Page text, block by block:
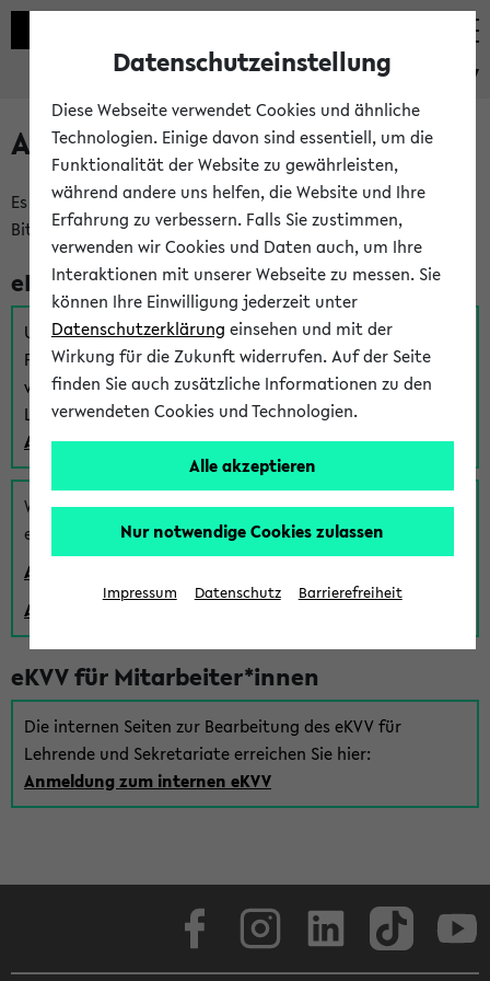
eKVV
Anmeldung am eKVV
Es gibt mehrere Möglichkeiten zur Anmeldung am eKVV.
Bitte wählen Sie die für Sie richtige aus:
eKVV für Studierende
Um sich einen Stundenplan zu erstellen und alle weiteren
Funktionen des eKVVs für Studierende zu nutzen,
verwenden Sie diesen Link zur Anmeldung über Ihr Uni
Login:
Anmeldung zum eKVV der Studierenden
Wenn Sie (noch) kein Uni Login haben, können Sie das
eKVV auch über einen Gastzugang verwenden:
Anmeldung über einen vorhandenen Gastzugang
Anlegen eines neuen Gastzugangs
eKVV für Mitarbeiter*innen
Die internen Seiten zur Bearbeitung des eKVV für
Lehrende und Sekretariate erreichen Sie hier:
Anmeldung zum internen eKVV
Datenschutzeinstellung
Diese Webseite verwendet Cookies und ähnliche
Technologien. Einige davon sind essentiell, um die
Funktionalität der Website zu gewährleisten,
während andere uns helfen, die Website und Ihre
Erfahrung zu verbessern. Falls Sie zustimmen,
verwenden wir Cookies und Daten auch, um Ihre
Interaktionen mit unserer Webseite zu messen. Sie
können Ihre Einwilligung jederzeit unter
Datenschutzerklärung einsehen und mit der
Wirkung für die Zukunft widerrufen. Auf der Seite
finden Sie auch zusätzliche Informationen zu den
verwendeten Cookies und Technologien.
Alle akzeptieren
Nur notwendige Cookies zulassen
Impressum Datenschutz Barrierefreiheit